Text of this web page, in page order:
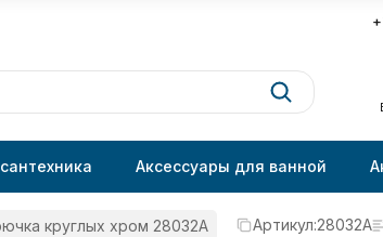
Аксессуары для ванной
круглых хром 28032A Артикул:28032A